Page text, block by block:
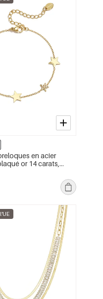
en acier
or 14 carats,
Daily Simple, bijoux